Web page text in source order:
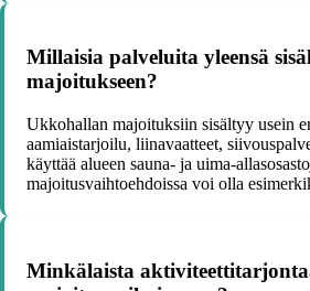
Millaisia palveluita yleensä
majoitukseen?
Ukkohallan majoituksiin sisältyy usein
aamiaistarjoilu, liinavaatteet,
käyttää alueen sauna- ja uima-
majoitusvaihtoehdoissa voi olla
Minkälaista